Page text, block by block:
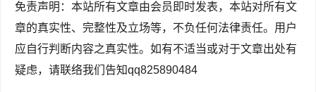
免责声明：本站所有文章由会员即时发表，本站对所有文
章的真实性、完整性及立场等，不负任何法律责任。用户
应自行判断内容之真实性。如有不适当或对于文章出处有
疑虑，请联络我们告知qq825890484